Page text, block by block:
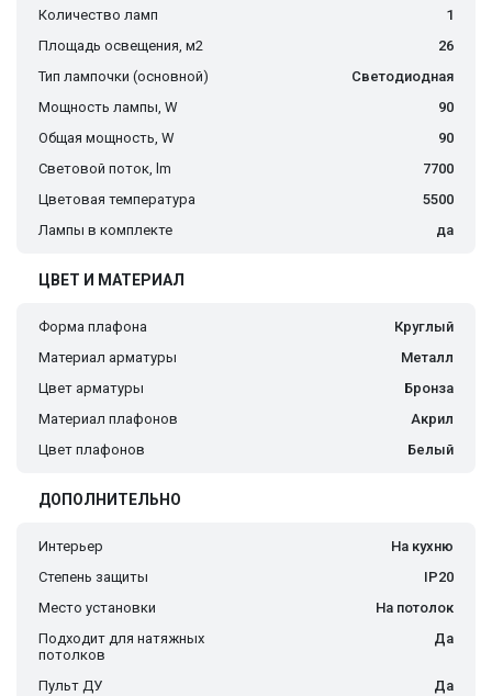
Количество ламп
1
Площадь освещения, м2
26
Тип лампочки (основной)
Светодиодная
Мощность лампы, W
90
Общая мощность, W
90
Световой поток, lm
7700
Цветовая температура
5500
Лампы в комплекте
да
ЦВЕТ И МАТЕРИАЛ
Форма плафона
Круглый
Материал арматуры
Металл
Цвет арматуры
Бронза
Материал плафонов
Акрил
Цвет плафонов
Белый
ДОПОЛНИТЕЛЬНО
Интерьер
На кухню
Степень защиты
IP20
Место установки
На потолок
Подходит для натяжных
потолков
Да
Пульт ДУ
Да